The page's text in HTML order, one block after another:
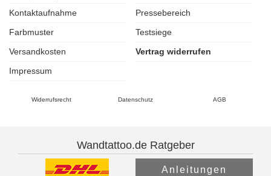
Kontaktaufnahme
Pressebereich
Farbmuster
Testsiege
Versandkosten
Vertrag widerrufen
Impressum
Widerrufsrecht Datenschutz AGB
Wandtattoo.de Ratgeber
Anleitungen